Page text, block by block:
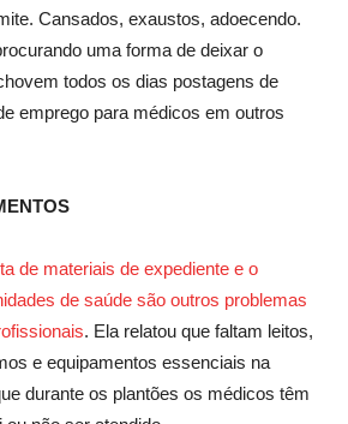
Cansados, exaustos, adoecendo.
uma forma de deixar o
todos os dias postagens de
emprego para médicos em outros
de materiais de expediente e o
de saúde são outros problemas
. Ela relatou que faltam leitos,
e equipamentos essenciais na
durante os plantões os médicos têm